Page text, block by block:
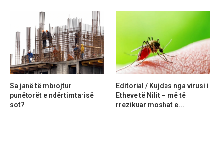
Sa janë të mbrojtur
punëtorët e ndërtimtarisë
sot?
Editorial / Kujdes nga virusi i
Etheve të Nilit – më të
rrezikuar moshat e...